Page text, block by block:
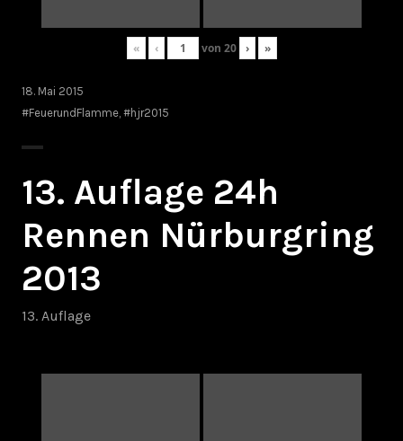
« ‹ von 20 › »
18. Mai 2015
#FeuerundFlamme #hjr2015
13. Auflage 24h
Rennen Nürburgring
2013
13. Auflage